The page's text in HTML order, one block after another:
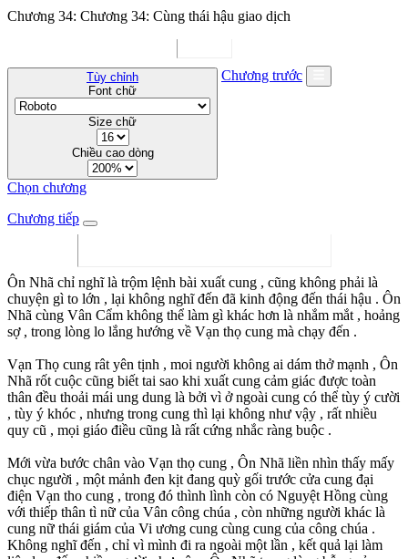
Chương 34: Chương 34: Cùng thái hậu giao dịch
Tùy chỉnh
Font chữ
Size chữ
Chiều cao dòng
Chương trước
Chọn chương
Chương tiếp
Ôn Nhã chỉ nghĩ là trộm lệnh bài xuất cung , cũng không phải là
chuyện gì to lớn , lại không nghĩ đến đã kinh động đến thái hậu . Ôn
Nhã cùng Vân Cẩm không thể làm gì khác hơn là nhắm mắt , hoảng
sợ , trong lòng lo lắng hướng về Vạn thọ cung mà chạy đến .
Vạn Thọ cung rât yên tịnh , moi người không ai dám thở mạnh , Ôn
Nhã rốt cuộc cũng biết tai sao khi xuất cung cảm giác được toàn
thân đều thoải mái ung dung là bởi vì ở ngoài cung có thể tùy ý cười
, tùy ý khóc , nhưng trong cung thì lại không như vậy , rất nhiều
quy cũ , mọi giáo điều cũng là rất cứng nhắc ràng buộc .
Mới vừa bước chân vào Vạn thọ cung , Ôn Nhã liền nhìn thấy mấy
chục người , một mảnh đen kịt đang quỳ gối trước cửa cung đại
điện Vạn tho cung , trong đó thình lình còn có Nguyệt Hồng cùng
với thiếp thân tì nữ của Vân công chúa , còn những người khác là
cung nữ thái giám của Vi ương cung cùng cung của công chúa .
Không nghĩ đến , chỉ vì mình đi ra ngoài một lần , kết quả lại làm